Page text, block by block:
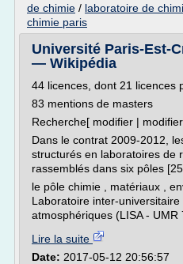
de chimie / laboratoire de
chimie paris
Université Paris-Est-
— Wikipédia
44 licences, dont 21 licences
83 mentions de masters
Recherche[ modifier |
Dans le contrat 2009-2012,
structurés en laboratoires de
rassemblés dans six pôles
le pôle chimie , matériaux ,
Laboratoire inter-
atmosphériques (LISA - UMR
Lire la suite
Date: 2017-05-12 20:56:57